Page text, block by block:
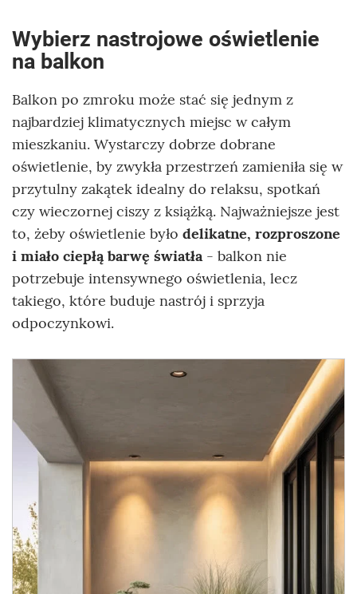
Wybierz nastrojowe oświetlenie
na balkon
Balkon po zmroku może stać się jednym z
najbardziej klimatycznych miejsc w całym
mieszkaniu. Wystarczy dobrze dobrane
oświetlenie, by zwykła przestrzeń zamieniła się w
przytulny zakątek idealny do relaksu, spotkań
czy wieczornej ciszy z książką. Najważniejsze jest
to, żeby oświetlenie było delikatne, rozproszone
i miało ciepłą barwę światła - balkon nie
potrzebuje intensywnego oświetlenia, lecz
takiego, które buduje nastrój i sprzyja
odpoczynkowi.